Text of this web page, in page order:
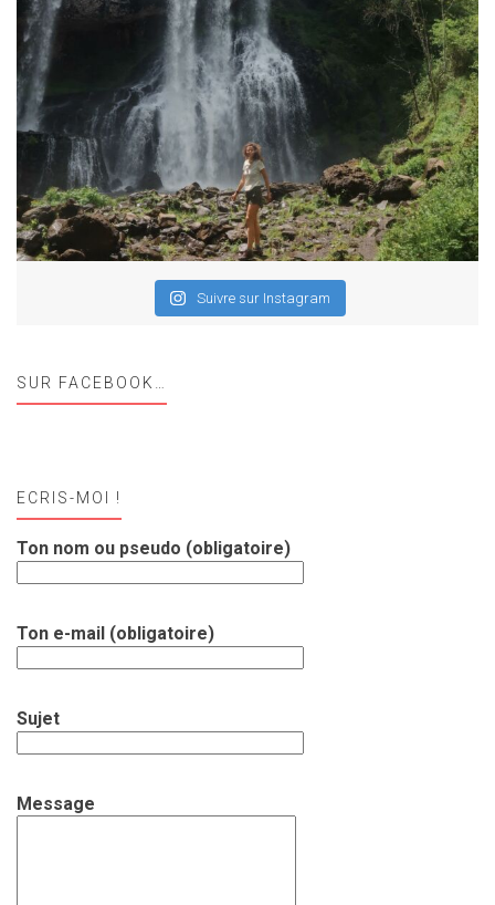
Suivre sur Instagram
SUR FACEBOOK…
ECRIS-MOI !
Ton nom ou pseudo (obligatoire)
Ton e-mail (obligatoire)
Sujet
Message